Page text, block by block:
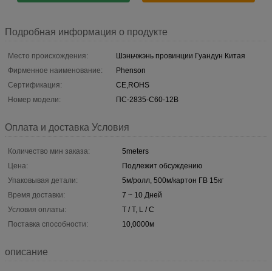
Подробная информация о продукте
Место происхождения:
Шэньчжэнь провинции Гуандун Китая
Фирменное наименование:
Phenson
Сертификация:
CE,ROHS
Номер модели:
ПС-2835-С60-12В
Оплата и доставка Условия
Количество мин заказа:
5meters
Цена:
Подлежит обсуждению
Упаковывая детали:
5м/ролл, 500м/картон ГВ 15кг
Время доставки:
7 ~ 10 Дней
Условия оплаты:
T / T, L / C
Поставка способности:
10,0000м
описание